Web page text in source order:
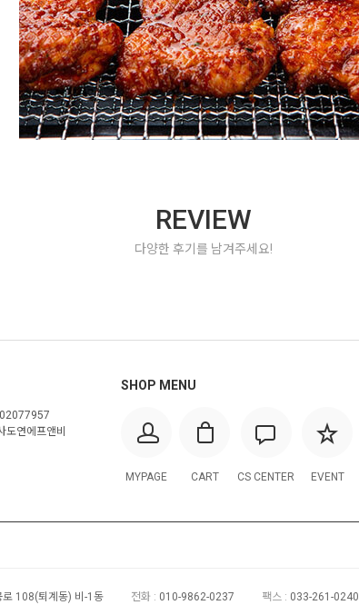
REVIEW
다양한 후기를 남겨주세요!
도연에프앤비
SHOP MENU
MYPAGE CART CS CENTER EVENT
로 108(퇴계동) 비-1동 전화 : 010-9862-0237 팩스 : 033-261-0240